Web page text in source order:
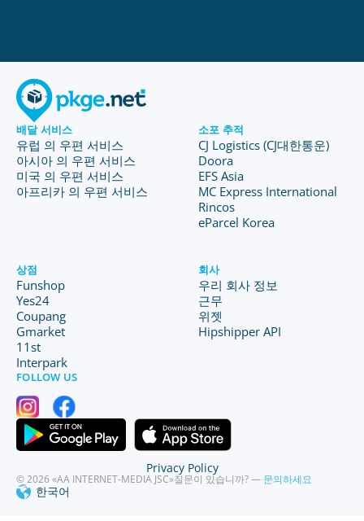
배달 서비스
유럽 의 우편 서비스
아시아 의 우편 서비스
미국 의 우편 서비스
아프리카 의 우편 서비스
소포 추적
CJ Logistics (CJ대한통운)
Doora
EFS Asia
MC Express International
Rincos
eParcel Korea
상점
Funshop
Yes24
Coupang
Gmarket
11st
Interpark
회사
우리 회사 정보
근무
위젯
Hipshipper API
FOLLOW US
© 2026 «AA INTERNET-MEDIA JSC»질문이 있습니까? — 문의하세요
한국어
Privacy Policy